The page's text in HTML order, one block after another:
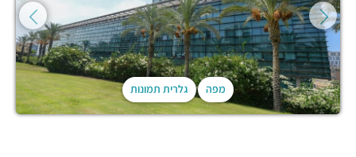
מפה גלרית תמונות